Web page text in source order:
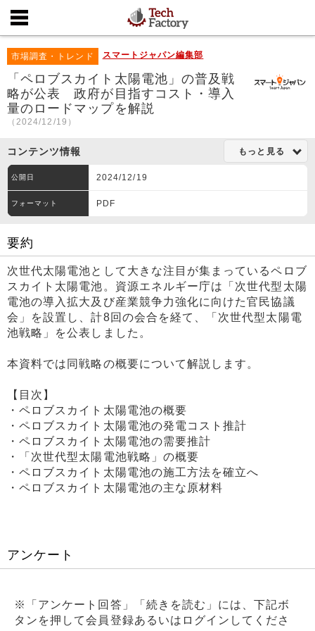
市場調査・トレンド スマートジャパン編集部
「ペロブスカイト太陽電池」の普及戦
略が公表 政府が目指すコスト・導入
量のロードマップを解説
（2024/12/19）
コンテンツ情報 もっと見る
公開日 2024/12/19
フォーマット PDF
要約
次世代太陽電池として大きな注目が集まっているペロブ
スカイト太陽電池。資源エネルギー庁は「次世代型太陽
電池の導入拡大及び産業競争力強化に向けた官民協議
会」を設置し、計8回の会合を経て、「次世代型太陽電
池戦略」を公表しました。
本資料では同戦略の概要について解説します。
【目次】
・ペロブスカイト太陽電池の概要
・ペロブスカイト太陽電池の発電コスト推計
・ペロブスカイト太陽電池の需要推計
・「次世代型太陽電池戦略」の概要
・ペロブスカイト太陽電池の施工方法を確立へ
・ペロブスカイト太陽電池の主な原材料
アンケート
※「アンケート回答」「続きを読む」には、下記ボ
タンを押して会員登録あるいはログインしてくださ